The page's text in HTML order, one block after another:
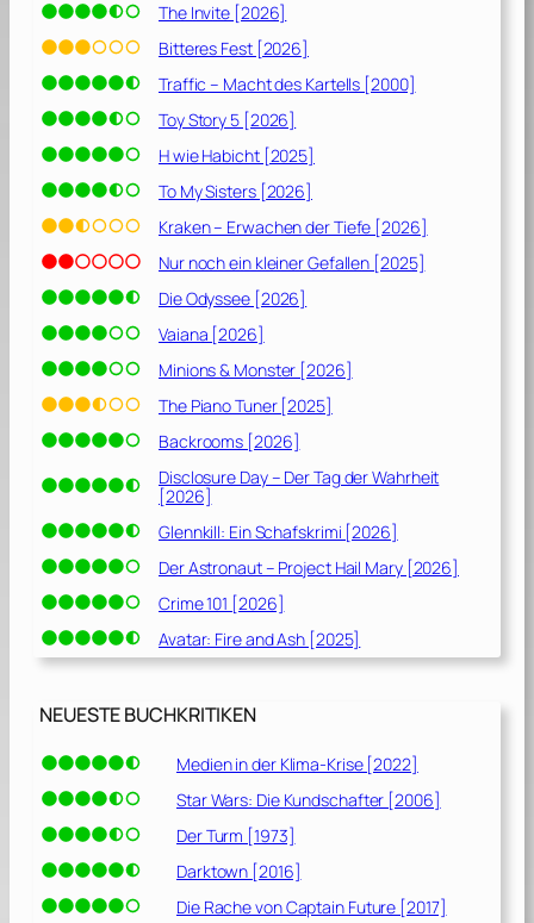
The Invite [2026]
Bitteres Fest [2026]
Traffic – Macht des Kartells [2000]
Toy Story 5 [2026]
H wie Habicht [2025]
To My Sisters [2026]
Kraken – Erwachen der Tiefe [2026]
Nur noch ein kleiner Gefallen [2025]
Die Odyssee [2026]
Vaiana [2026]
Minions & Monster [2026]
The Piano Tuner [2025]
Backrooms [2026]
Disclosure Day – Der Tag der Wahrheit
[2026]
Glennkill: Ein Schafskrimi [2026]
Der Astronaut – Project Hail Mary [2026]
Crime 101 [2026]
Avatar: Fire and Ash [2025]
NEUESTE BUCHKRITIKEN
Medien in der Klima-Krise [2022]
Star Wars: Die Kundschafter [2006]
Der Turm [1973]
Darktown [2016]
Die Rache von Captain Future [2017]